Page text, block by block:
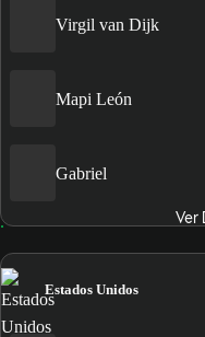
Virgil van Dijk
Mapi León
Gabriel
Ver
Estados Unidos